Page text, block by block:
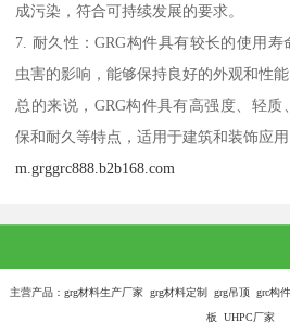
成污染，符合可持续发展的要求。
7. 耐久性：GRG构件具有较长的使用
虫害的影响，能够保持良好的外观和性能
总的来说，GRG构件具有高强度、轻
保和耐久等特点，适用于建筑和装饰应用
m.grggrc888.b2b168.com
主营产品：grg材料生产厂家 grg材料定制 grg吊顶 grc构
板 UHPC厂家